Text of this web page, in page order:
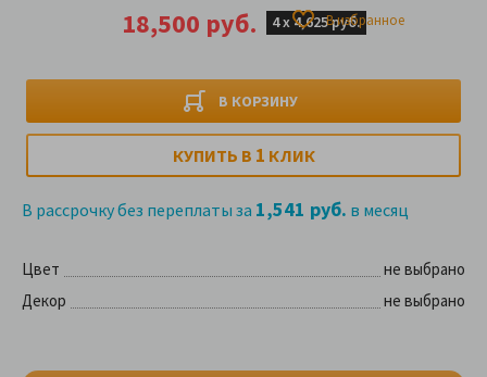
18,500 руб. 4 х4,625 руб.
В КОРЗИНУ
В избранное
КУПИТЬ В 1 КЛИК
В рассрочку без переплаты за 1,541 руб. в месяц
Цвет
не выбрано
Декор
не выбрано